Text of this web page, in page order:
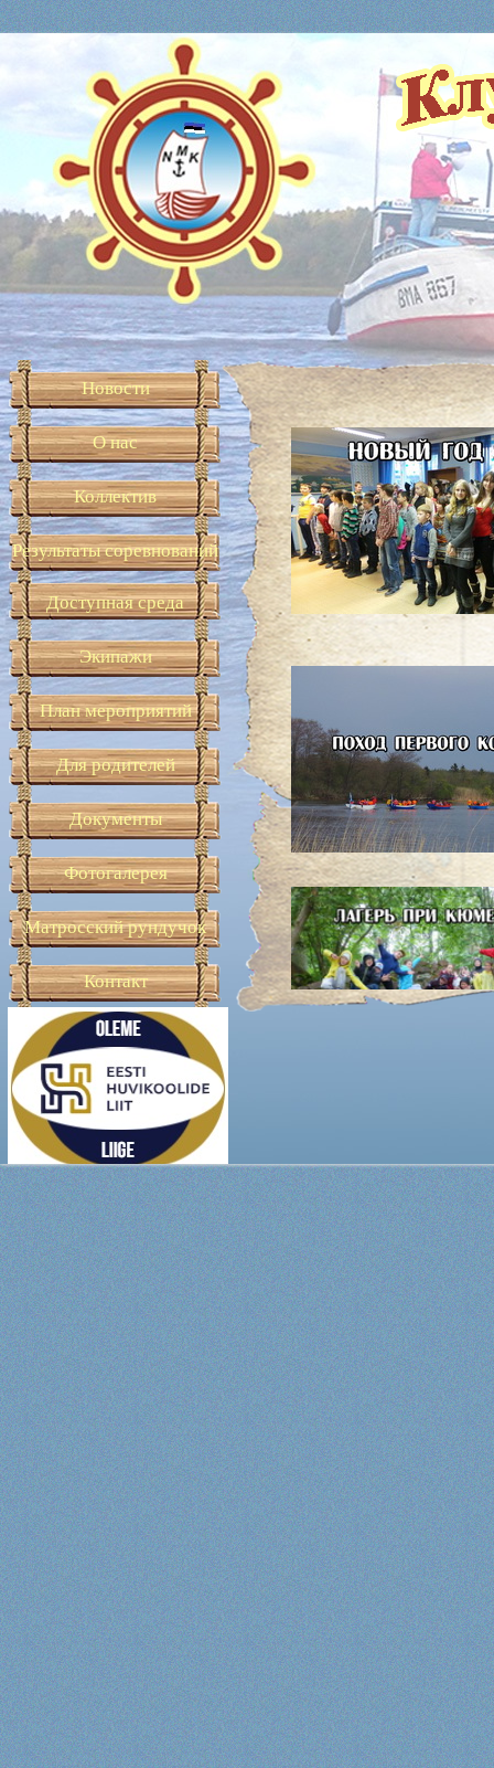
Новости
О нас
Коллектив
Результаты соревнований
Доступная среда
Экипажи
План мероприятий
Для родителей
Документы
Фотогалерея
Матросский рундучок
Контакт